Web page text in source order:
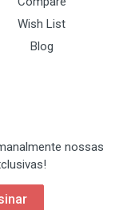
Wish List
Blog
nossas